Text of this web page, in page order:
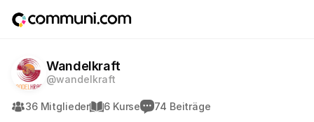
Wandelkraft
@wandelkraft
36 Mitglieder 6 Kurse 74 Beiträge